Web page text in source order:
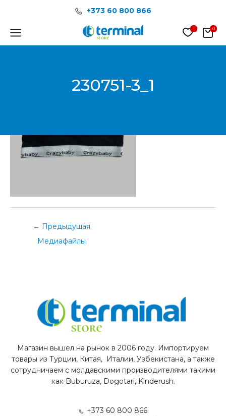
содержимому
+373 60 800 866
Main
Menu
230751-3_1
← Предыдущая
Медиафайлы
Магазин вышел на рынок в 2006 году. Импортируем
товары из Турции, Китая, Италии, Узбекистана, а также
сотрудничаем с молдавскими производителями такими
как Buburuza, Dogotari, Kinderush.
+373 60 800 866